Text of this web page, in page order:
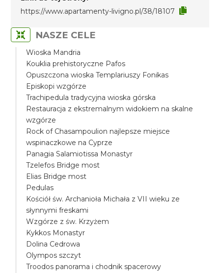
https://www.apartamenty-livigno.pl/38/18107
NASZE CELE
Wioska Mandria
Kouklia prehistoryczne Pafos
Opuszczona wioska Templariuszy Fonikas
Episkopi wzgórze
Trachipedula tradycyjna wioska górska
Restauracja z ekstremalnym widokiem na skalne
wzgórze
Rock of Chasampoulion najlepsze miejsce
wspinaczkowe na Cyprze
Panagia Salamiotissa Monastyr
Tzelefos Bridge most
Elias Bridge most
Pedulas
Kościół św. Archanioła Michała z VII wieku ze
słynnymi freskami
Wzgórze z św. Krzyżem
Kykkos Monastyr
Dolina Cedrowa
Olympos szczyt
Troodos panorama i chodnik spacerowy